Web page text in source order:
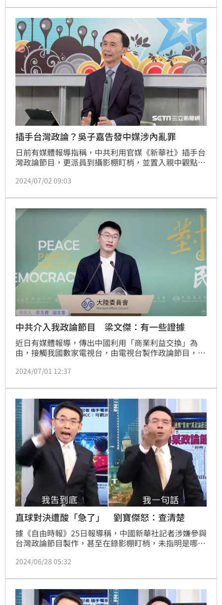
發討論。
插手台灣政論？吳子嘉告發中媒涉內亂罪
日前有媒體報導指稱，中共利用官媒《新華社》插手台
灣政論節目，更派員到攝影棚盯梢，並置入親中觀點，
事長吳子嘉今（2）日透過律師聲明向高檢署告發《新
涉變更國體、顛覆我國的普通內亂罪。
2024/07/02 09:03
中共介入我政論節目 梁文傑：有一些證據
近日有媒體報導，傳出中國利用「商業利益交換」為
由，接觸我國數家電視台，由電視台製作政論節目，並
哨」，高度參與節目製作，並置入中國觀點一事，引發
2024/07/01 12:37
直球對決遭酸「急了」 劉寶傑怒：查清楚
據《自由時報》25日報導稱，中國新華社記者涉嫌參與
台灣政論節目製作，甚至在錄影棚盯梢，未指明是哪家
傑26日氣炸直言，若再影射將告到底。昨晚劉寶傑再度
言當然急了，台灣不是「抗中保台」嗎？應該需要鋪天
蓋地好好查清楚。
2024/06/28 05:32